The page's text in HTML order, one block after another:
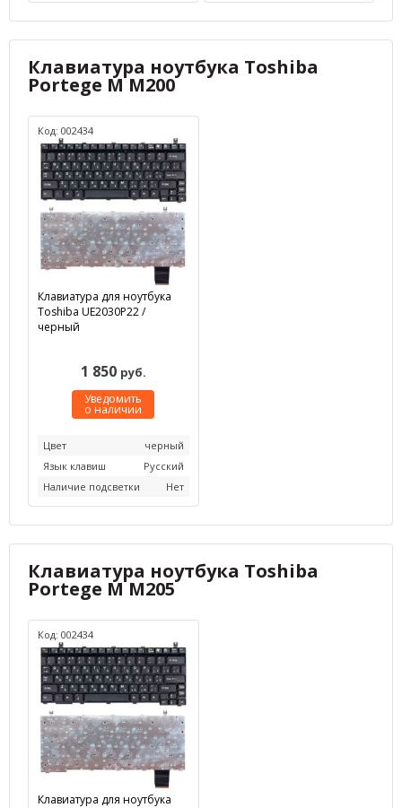
Клавиатура ноутбука Toshiba
Portege M M200
Код: 002434
Клавиатура для ноутбука
Toshiba UE2030P22 /
черный
1 850 руб.
Уведомить
о наличии
Цвет
черный
Язык клавиш
Русский
Наличие подсветки
Нет
Клавиатура ноутбука Toshiba
Portege M M205
Код: 002434
Клавиатура для ноутбука